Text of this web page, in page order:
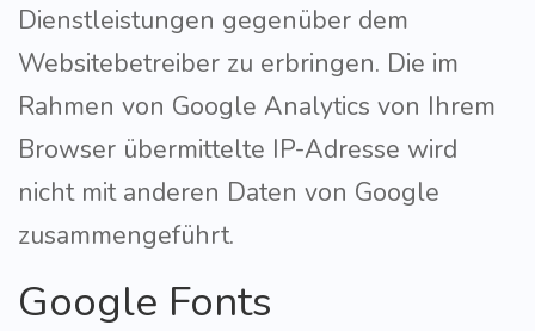
Dienstleistungen gegenüber dem
Websitebetreiber zu erbringen. Die im
Rahmen von Google Analytics von Ihrem
Browser übermittelte IP-Adresse wird
nicht mit anderen Daten von Google
zusammengeführt.
Google Fonts